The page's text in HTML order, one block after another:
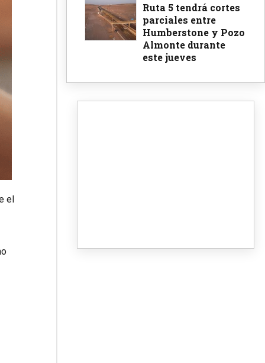
el
Ruta 5 tendrá cortes
parciales entre
Humberstone y Pozo
Almonte durante
este jueves